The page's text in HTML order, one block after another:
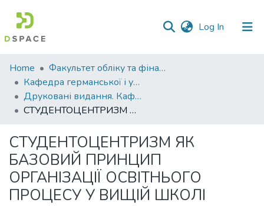
Log In (current)
Communities
&
Collections
All of DSpace
Statistics
Home
Факультет обліку та фінансів
Кафедра германської і української філології
Друковані видання. Кафедра германської і української філології
СТУДЕНТОЦЕНТРИЗМ ЯК БАЗОВИЙ ПРИНЦИП ОРГАНІЗАЦІЇ ОСВІТНЬОГО ПРОЦЕСУ У ВИЩІЙ ШКОЛІ
СТУДЕНТОЦЕНТРИЗМ ЯК
БАЗОВИЙ ПРИНЦИП
ОРГАНІЗАЦІЇ ОСВІТНЬОГО
ПРОЦЕСУ У ВИЩІЙ ШКОЛІ